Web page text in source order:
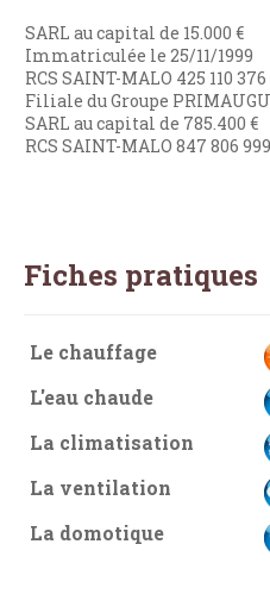
SARL au capital de 15.000 €
Immatriculée le 25/11/1999
RCS SAINT-MALO 425 110 376
Filiale du Groupe
SARL au capital de 785.400 €
RCS SAINT-MALO 847 806 999
Fiches pratiques
Le chauffage
L'eau chaude
La climatisation
La ventilation
La domotique